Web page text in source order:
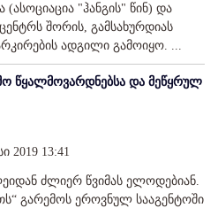
"ჰანგის" წინ) და
შორის, გამსახურდიას
ადგილი გამოიყო. ...
წყალმოვარდნებსა და მეწყრულ
2019 13:41
ძლიერ წვიმას ელოდებიან.
გარემოს ეროვნულ სააგენტოში